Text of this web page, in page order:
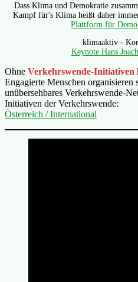
Dass Klima und Demokratie
Kampf für's Klima heißt daher
Plattform für
klimaaktiv -
Keynote Hans
Ohne Verkehrswende-Initiativen
Engagierte Menschen organisieren
unübersehbares Verkehrswende-
Initiativen der Verkehrswende:
Österreich / International